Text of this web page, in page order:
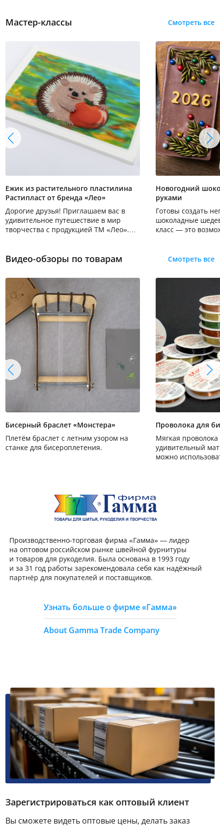
Мастер-классы Смотреть все
Ежик из растительного пластилина
Растипласт от бренда «Лео»
Дорогие друзья! Приглашаем вас в
удивительное путешествие в мир
творчества с продукцией ТМ «Лео».
чудесный растительный пластилин
Новогодний
руками
Готовы создать
шоколадные
класс — это
оригинальными
Видео-обзоры по товарам Смотреть все
Бисерный браслет «Монстера»
Плетём браслет с летним узором на
станке для бисероплетения.
Проволока для
Мягкая
удивительный
можно
Производственно-
Производственно-торговая фирма «Гамма» — лидер
на оптовом российском рынке швейной фурнитуры
и товаров для рукоделия. Была основана в 1993 году
и за 31 год работы зарекомендовала себя как надёжный
партнёр для покупателей и поставщиков.
Узнать больше о фирме «Гамма»
About Gamma Trade Company
Зарегистрироваться как оптовый клиент
Вы сможете видеть оптовые цены, делать заказ